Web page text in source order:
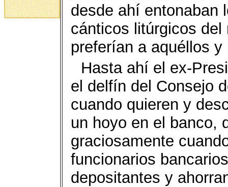
desde ahí entonaban
cánticos litúrgicos
preferían a aquéllos
Hasta ahí el ex-
el delfín del Consejo
cuando quieren y
un hoyo en el banco,
graciosamente
funcionarios
depositantes y